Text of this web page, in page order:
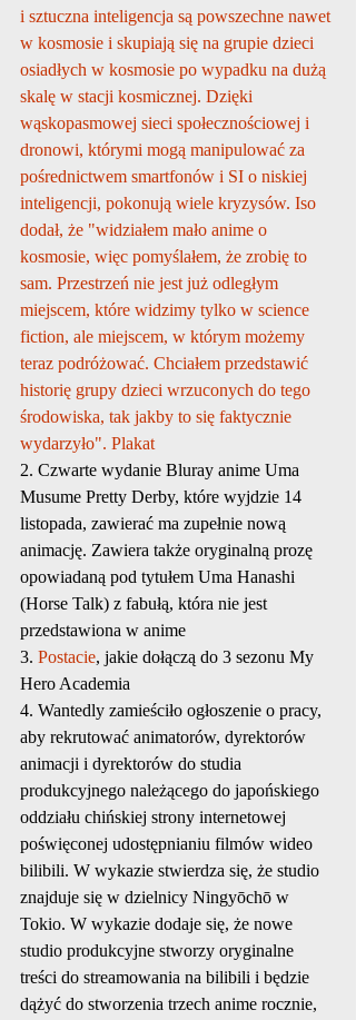
i sztuczna inteligencja są powszechne nawet
w kosmosie i skupiają się na grupie dzieci
osiadłych w kosmosie po wypadku na dużą
skalę w stacji kosmicznej. Dzięki
wąskopasmowej sieci społecznościowej i
dronowi, którymi mogą manipulować za
pośrednictwem smartfonów i SI o niskiej
inteligencji, pokonują wiele kryzysów. Iso
dodał, że "widziałem mało anime o
kosmosie, więc pomyślałem, że zrobię to
sam. Przestrzeń nie jest już odległym
miejscem, które widzimy tylko w science
fiction, ale miejscem, w którym możemy
teraz podróżować. Chciałem przedstawić
historię grupy dzieci wrzuconych do tego
środowiska, tak jakby to się faktycznie
wydarzyło". Plakat
2. Czwarte wydanie Bluray anime Uma
Musume Pretty Derby, które wyjdzie 14
listopada, zawierać ma zupełnie nową
animację. Zawiera także oryginalną prozę
opowiadaną pod tytułem Uma Hanashi
(Horse Talk) z fabułą, która nie jest
przedstawiona w anime
3. Postacie, jakie dołączą do 3 sezonu My
Hero Academia
4. Wantedly zamieściło ogłoszenie o pracy,
aby rekrutować animatorów, dyrektorów
animacji i dyrektorów do studia
produkcyjnego należącego do japońskiego
oddziału chińskiej strony internetowej
poświęconej udostępnianiu filmów wideo
bilibili. W wykazie stwierdza się, że studio
znajduje się w dzielnicy Ningyōchō w
Tokio. W wykazie dodaje się, że nowe
studio produkcyjne stworzy oryginalne
treści do streamowania na bilibili i będzie
dążyć do stworzenia trzech anime rocznie,